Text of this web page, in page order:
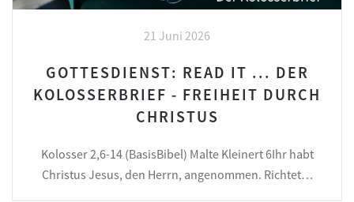
21 Juni 2026
GOTTESDIENST: READ IT ... DER
KOLOSSERBRIEF - FREIHEIT DURCH
CHRISTUS
Kolosser 2,6-14 (BasisBibel) Malte Kleinert 6Ihr habt
Christus Jesus, den Herrn, angenommen. Richtet…